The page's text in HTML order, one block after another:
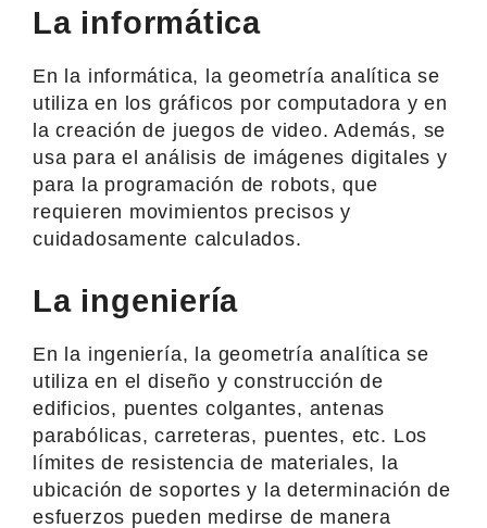
La informática
En la informática, la geometría analítica se
utiliza en los gráficos por computadora y en
la creación de juegos de video. Además, se
usa para el análisis de imágenes digitales y
para la programación de robots, que
requieren movimientos precisos y
cuidadosamente calculados.
La ingeniería
En la ingeniería, la geometría analítica se
utiliza en el diseño y construcción de
edificios, puentes colgantes, antenas
parabólicas, carreteras, puentes, etc. Los
límites de resistencia de materiales, la
ubicación de soportes y la determinación de
esfuerzos pueden medirse de manera